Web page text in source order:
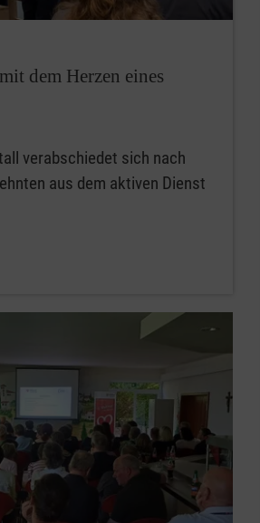
dem Herzen eines
verabschiedet sich nach
aus dem aktiven Dienst